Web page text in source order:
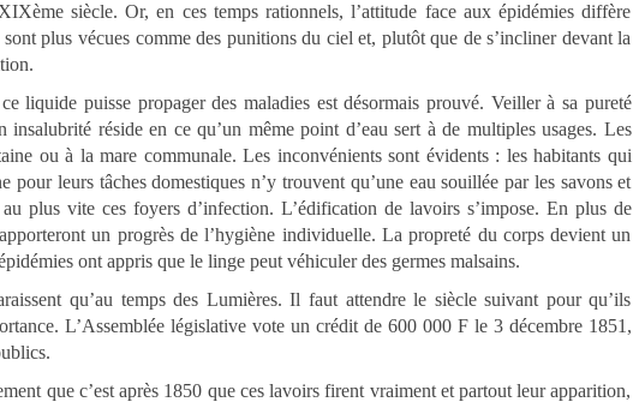
siècle. Or, en ces temps rationnels, l’attitude face aux épidémies diffère
plus vécues comme des punitions du ciel et, plutôt que de s’incliner devant la
liquide puisse propager des maladies est désormais prouvé. Veiller à sa pureté
réside en ce qu’un même point d’eau sert à de multiples usages. Les
ou à la mare communale. Les inconvénients sont évidents : les habitants qui
leurs tâches domestiques n’y trouvent qu’une eau souillée par les savons et
plus vite ces foyers d’infection. L’édification de lavoirs s’impose. En plus de
un progrès de l’hygiène individuelle. La propreté du corps devient un
ont appris que le linge peut véhiculer des germes malsains.
qu’au temps des Lumières. Il faut attendre le siècle suivant pour qu’ils
L’Assemblée législative vote un crédit de 600 000 F le 3 décembre 1851,
que c’est après 1850 que ces lavoirs firent vraiment et partout leur apparition,